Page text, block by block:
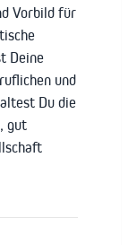
Vorbild für
Deine
und
Du die
gut